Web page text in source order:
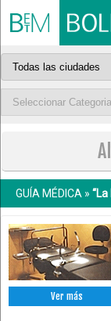
GUÍA MÉDICA » “La
Ver más